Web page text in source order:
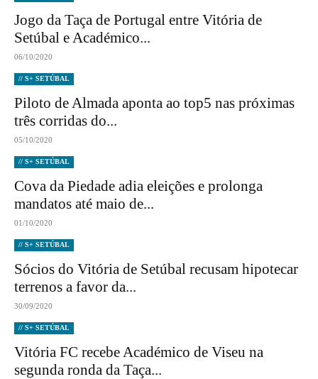
Jogo da Taça de Portugal entre Vitória de
Setúbal e Académico...
06/10/2020
// S+ SETÚBAL
Piloto de Almada aponta ao top5 nas próximas
três corridas do...
05/10/2020
// S+ SETÚBAL
Cova da Piedade adia eleições e prolonga
mandatos até maio de...
01/10/2020
// S+ SETÚBAL
Sócios do Vitória de Setúbal recusam hipotecar
terrenos a favor da...
30/09/2020
// S+ SETÚBAL
Vitória FC recebe Académico de Viseu na
segunda ronda da Taça...